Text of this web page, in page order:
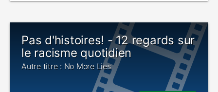
Pas d'histoires! - 12 regards sur
le racisme quotidien
Autre titre : No More Lies